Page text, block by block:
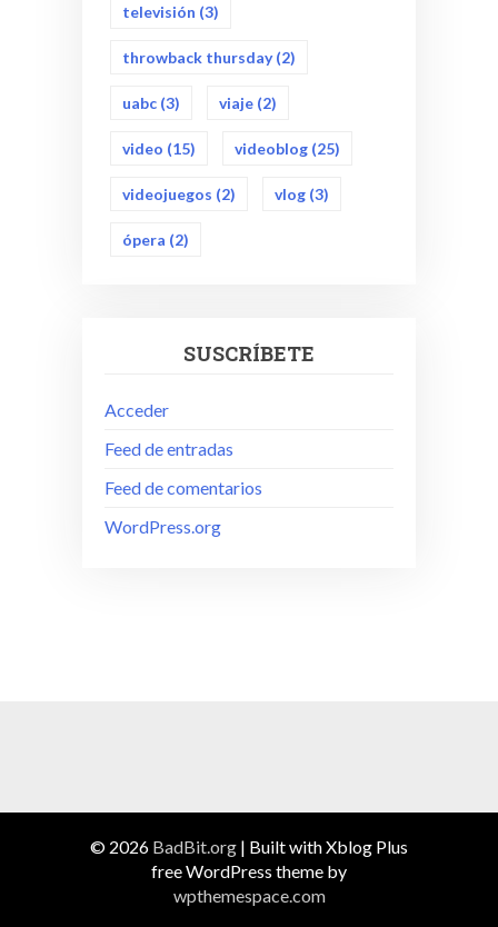
televisión (3)
throwback thursday(2)
uabc (3) viaje (2)
video (15) videoblog (25)
videojuegos (2) vlog (3)
ópera (2)
SUSCRÍBETE
Acceder
Feed de entradas
Feed de comentarios
WordPress.org
© 2026 BadBit.org | Built with Xblog Plus
free WordPress theme by
wpthemespace.com